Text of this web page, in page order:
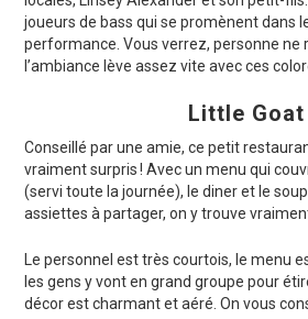
joueurs de bass qui se promènent dans
performance. Vous verrez, personne
l’ambiance lève assez vite avec ces
Little Goat
Conseillé par une amie, ce petit
vraiment surpris ! Avec un menu qui
(servi toute la journée), le diner et le
assiettes à partager, on y trouve
Le personnel est très courtois, le menu
les gens y vont en grand groupe pour
décor est charmant et aéré. On vous